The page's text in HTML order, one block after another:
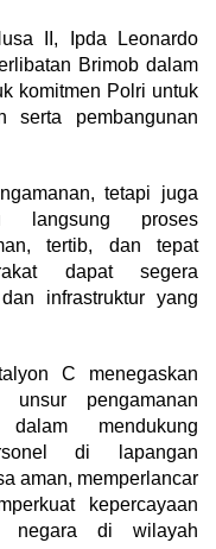
II, Ipda Leonardo
Brimob dalam
komitmen Polri untuk
serta pembangunan
tetapi juga
langsung proses
tertib, dan tepat
dapat segera
infrastruktur yang
C menegaskan
pengamanan
mendukung
di lapangan
aman, memperlancar
kepercayaan
negara di wilayah